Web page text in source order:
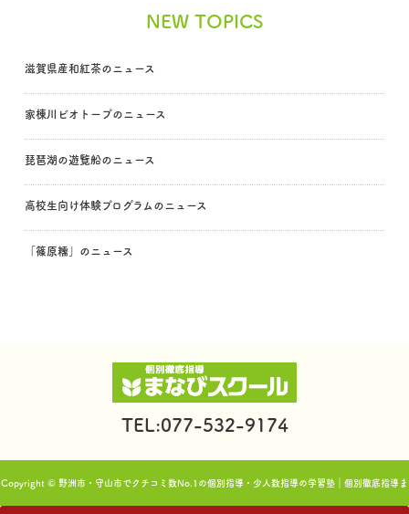
NEW TOPICS
滋賀県産和紅茶のニュース
家棟川ビオトープのニュース
琵琶湖の遊覧船のニュース
高校生向け体験プログラムのニュース
「篠原糯」のニュース
TEL:077-532-9174
Copyright © 野洲市・守山市でクチコミ数No.1の個別指導・少人数指導の学習塾｜個別徹底指導ま